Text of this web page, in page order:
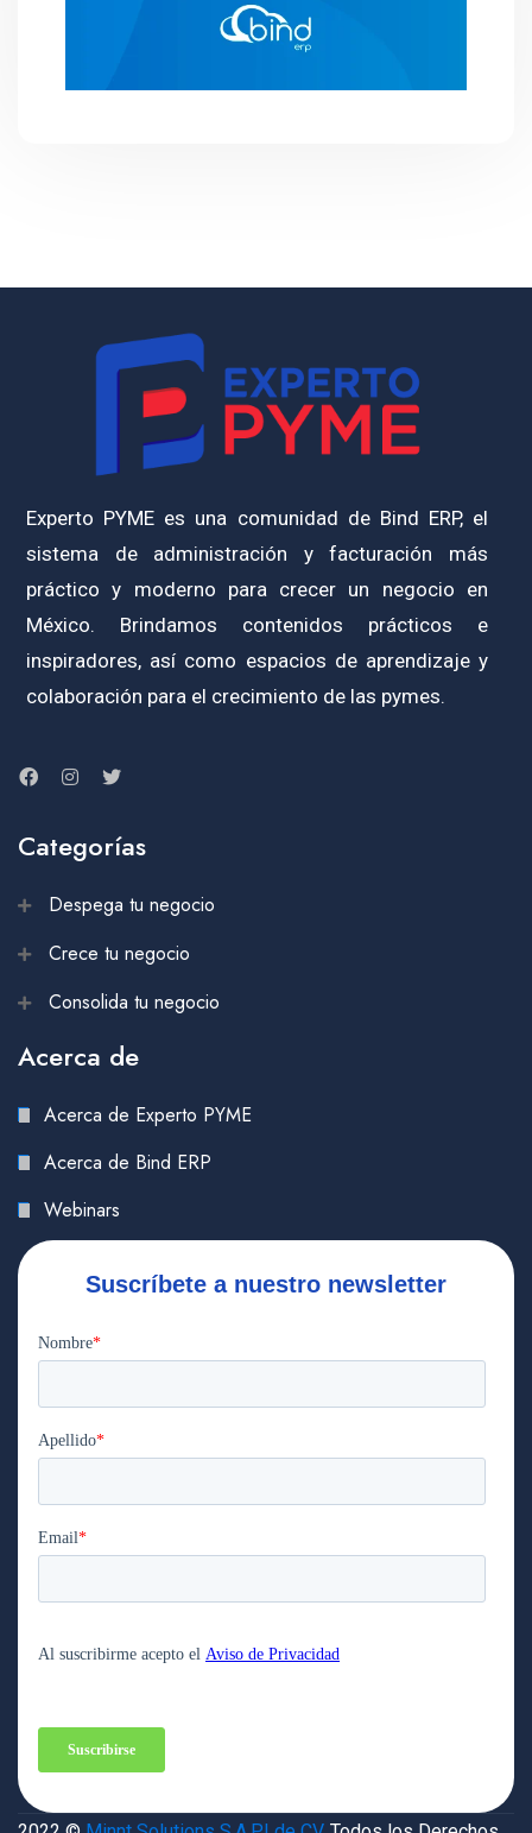
Experto PYME es una comunidad de Bind ERP, el
sistema de administración y facturación más
práctico y moderno para crecer un negocio en
México. Brindamos contenidos prácticos e
inspiradores, así como espacios de aprendizaje y
colaboración para el crecimiento de las pymes.
Categorías
Despega tu negocio
Crece tu negocio
Consolida tu negocio
Acerca de
Acerca de Experto PYME
Acerca de Bind ERP
Webinars
Suscríbete a nuestro newsletter